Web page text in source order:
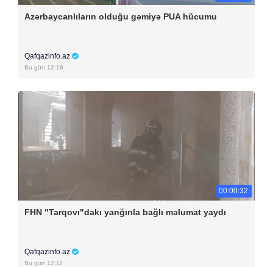
Azərbaycanlıların olduğu gəmiyə PUA hücumu
Qafqazinfo.az
Bu gün 12:18
00:00:32
FHN "Tarqovı"dakı yanğınla bağlı məlumat yaydı
Qafqazinfo.az
Bu gün 12:11